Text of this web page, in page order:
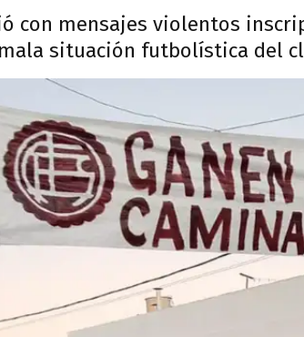
con mensajes violentos
situación futbolística del